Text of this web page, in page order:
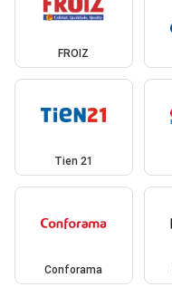
FROIZ
Tien 21
Conforama